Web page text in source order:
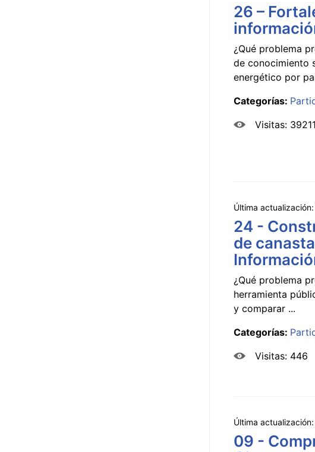
26 –
¿Qué problema
de conocimiento
energético por
Categorías:
Visitas: 39211
Última actualización:
24 -
de
¿Qué problema
herramienta
y comparar ...
Categorías:
Visitas: 446
Última actualización:
09 -